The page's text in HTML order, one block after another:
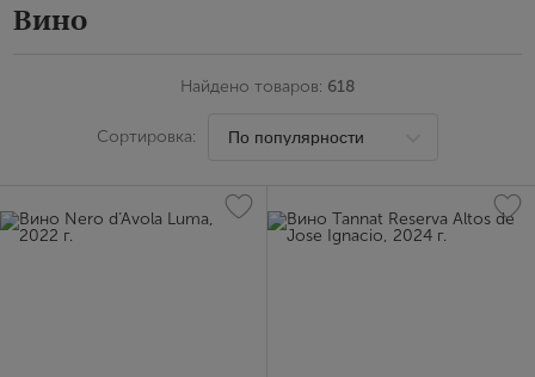
Вино
Найдено товаров: 618
Сортировка: